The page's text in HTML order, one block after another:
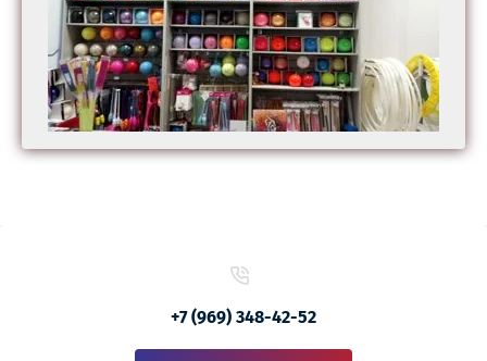
+7 (969) 348-42-52